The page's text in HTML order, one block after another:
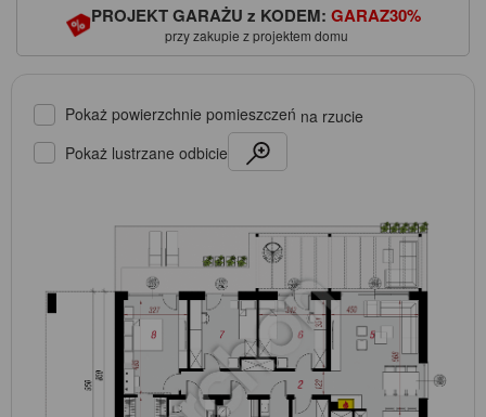
PROJEKT GARAŻU z KODEM: GARAZ30%
przy zakupie z projektem domu
Pokaż powierzchnie pomieszczeń na rzucie
Pokaż lustrzane odbicie